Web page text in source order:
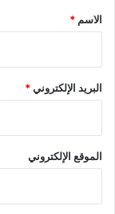
*
الاسم *
البريد الإلكتروني*
الموقع الإلكتروني